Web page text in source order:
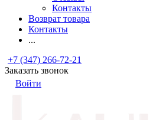
Контакты
Возврат товара
Контакты
...
+7 (347) 266-72-21
Заказать звонок
Войти